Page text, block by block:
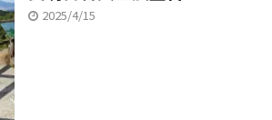
2025/4/15